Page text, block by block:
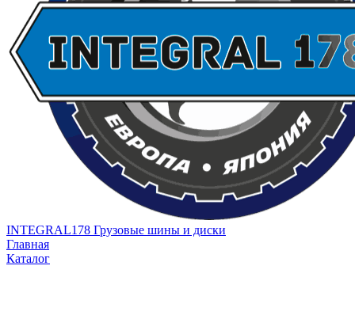
INTEGRAL178 Грузовые шины и диски
Главная
Каталог